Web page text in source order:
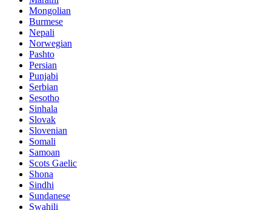
Mongolian
Burmese
Nepali
Norwegian
Pashto
Persian
Punjabi
Serbian
Sesotho
Sinhala
Slovak
Slovenian
Somali
Samoan
Scots Gaelic
Shona
Sindhi
Sundanese
Swahili